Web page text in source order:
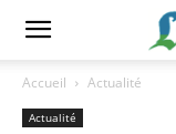
Accueil Actualité
Actualité